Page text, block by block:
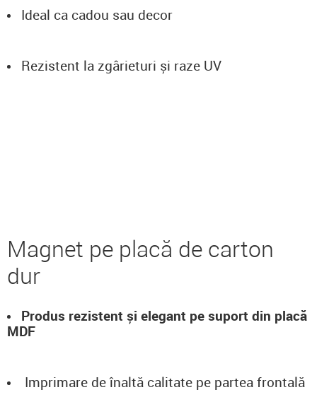
Ideal ca cadou sau decor
Rezistent la zgârieturi și raze UV
Magnet pe placă de carton
dur
Produs rezistent și elegant pe suport din placă
MDF
Imprimare de înaltă calitate pe partea frontală